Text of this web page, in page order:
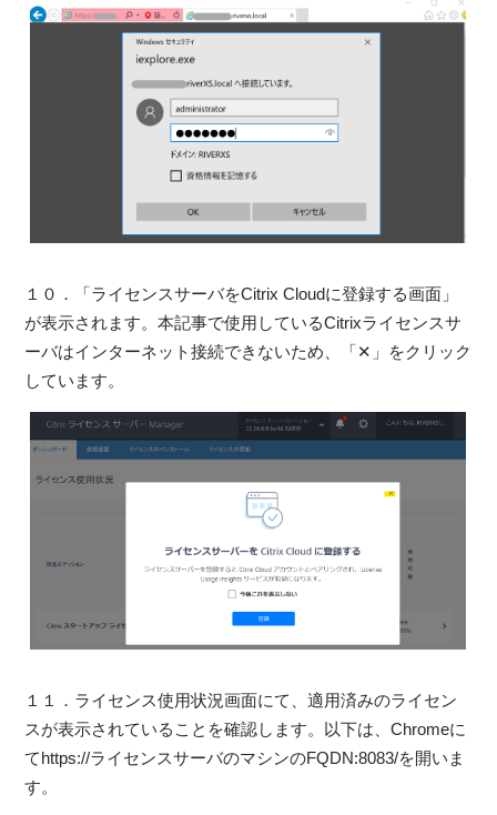
１０．「ライセンスサーバをCitrix Cloudに登録する画面」
が表示されます。本記事で使用しているCitrixライセンスサ
ーバはインターネット接続できないため、「✕」をクリック
しています。
１１．ライセンス使用状況画面にて、適用済みのライセン
スが表示されていることを確認します。以下は、Chromeに
てhttps://ライセンスサーバのマシンのFQDN:8083/を開いま
す。